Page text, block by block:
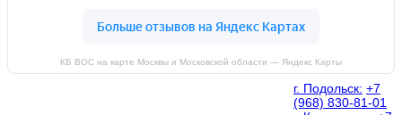
КБ ВОС на карте Москвы и Московской области — Яндекс Карты
г. Подольск: +7
(968) 830-81-01